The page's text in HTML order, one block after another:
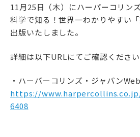
11月25日（木）にハーパーコリン
科学で知る！世界一わかりやすい
出版いたしました。
詳細は以下URLにてご確認ください
・ハーパーコリンズ・ジャパン
https://
6408